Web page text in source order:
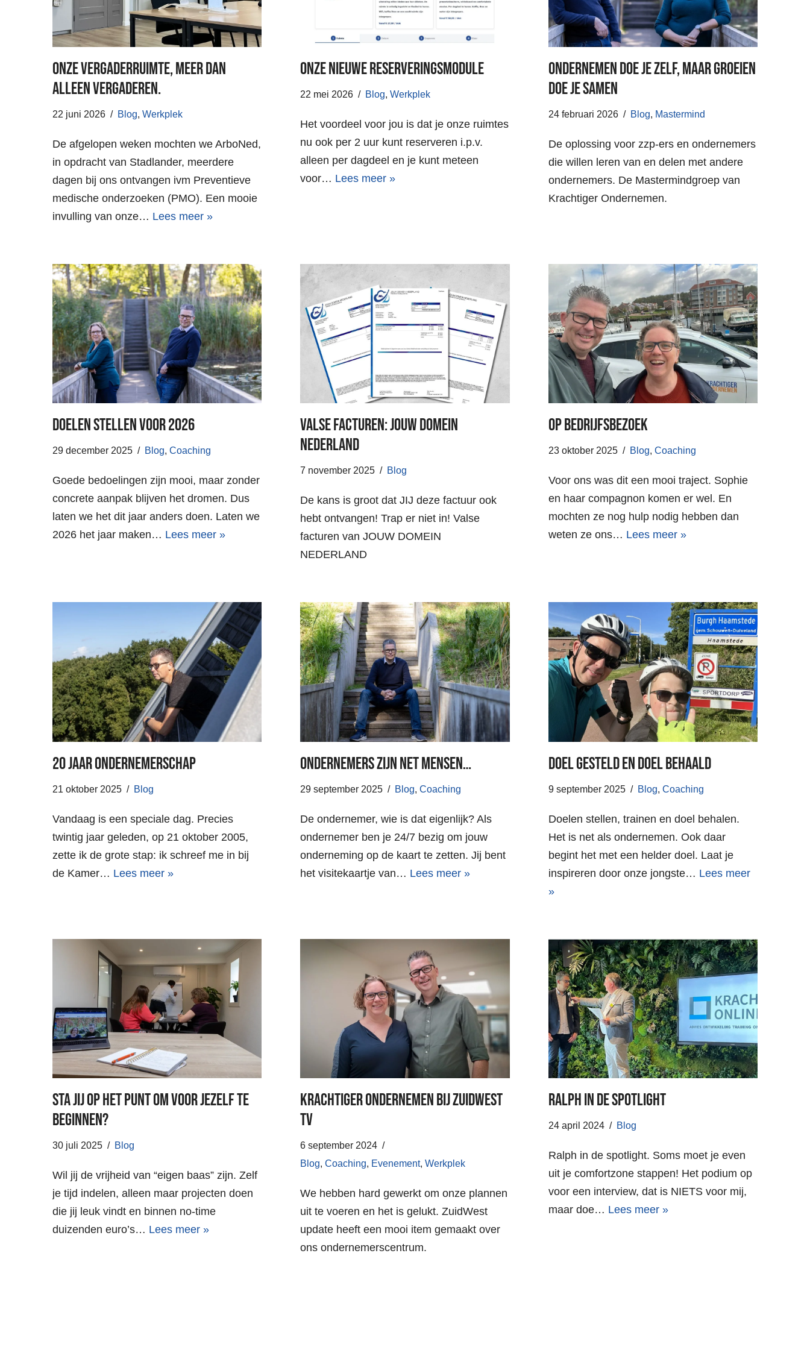
Onze vergaderruimte, meer dan
alleen vergaderen.
22 juni 2026 Blog Werkplek
De afgelopen weken mochten we ArboNed,
in opdracht van Stadlander, meerdere
dagen bij ons ontvangen ivm Preventieve
medische onderzoeken (PMO). Een mooie
invulling van onze… Lees meer »
Onze nieuwe reserveringsmodule
22 mei 2026 Blog ,Werkplek
Het voordeel voor jou is dat je onze ruimtes
nu ook per 2 uur kunt reserveren i.p.v.
alleen per dagdeel en je kunt meteen
voor… Lees meer »
Ondernemen doe je zelf, maar groeien
doe je samen
24 februari 2026 Blog Mastermind
De oplossing voor zzp-ers en ondernemers
die willen leren van en delen met andere
ondernemers. De Mastermindgroep van
Krachtiger Ondernemen.
Doelen stellen voor 2026
29 december 2025 Blog, Coaching
Goede bedoelingen zijn mooi, maar zonder
concrete aanpak blijven het dromen. Dus
laten we het dit jaar anders doen. Laten we
2026 het jaar maken… Lees meer »
Valse facturen: JOUW DOMEIN
NEDERLAND
7 november 2025 Blog
De kans is groot dat JIJ deze factuur ook
hebt ontvangen! Trap er niet in! Valse
facturen van JOUW DOMEIN
NEDERLAND
Op bedrijfsbezoek
23 oktober 2025 Blog, Coaching
Voor ons was dit een mooi traject. Sophie
en haar compagnon komen er wel. En
mochten ze nog hulp nodig hebben dan
weten ze ons… Lees meer »
20 jaar ondernemerschap
21 oktober 2025 Blog
Vandaag is een speciale dag. Precies
twintig jaar geleden, op 21 oktober 2005,
zette ik de grote stap: ik schreef me in bij
de Kamer… Lees meer »
Ondernemers zijn net mensen…
29 september 2025 Blog,Coaching
De ondernemer, wie is dat eigenlijk? Als
ondernemer ben je 24/7 bezig om jouw
onderneming op de kaart te zetten. Jij bent
het visitekaartje van… Lees meer »
Doel gesteld en doel behaald
9 september 2025 Blog, Coaching
Doelen stellen, trainen en doel behalen.
Het is net als ondernemen. Ook daar
begint het met een helder doel. Laat je
inspireren door onze jongste… Lees meer
»
Sta jij op het punt om voor jezelf te
beginnen?
30 juli 2025 Blog
Wil jij de vrijheid van “eigen baas” zijn. Zelf
je tijd indelen, alleen maar projecten doen
die jij leuk vindt en binnen no-time
duizenden euro’s… Lees meer »
Krachtiger Ondernemen bij Zuidwest
TV
6 september 2024
Blog,Coaching, Evenement,Werkplek
We hebben hard gewerkt om onze plannen
uit te voeren en het is gelukt. ZuidWest
update heeft een mooi item gemaakt over
ons ondernemerscentrum.
Ralph in de spotlight
24 april 2024 Blog
Ralph in de spotlight. Soms moet je even
uit je comfortzone stappen! Het podium op
voor een interview, dat is NIETS voor mij,
maar doe… Lees meer »